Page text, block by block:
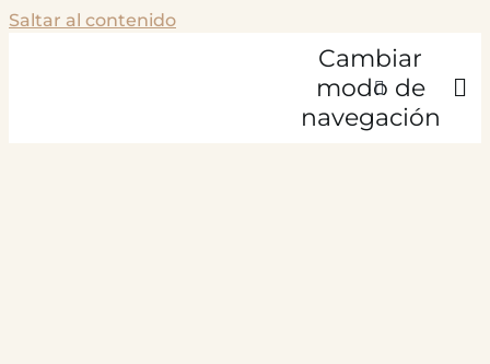
Saltar al contenido
Cambiar
modo de
navegación